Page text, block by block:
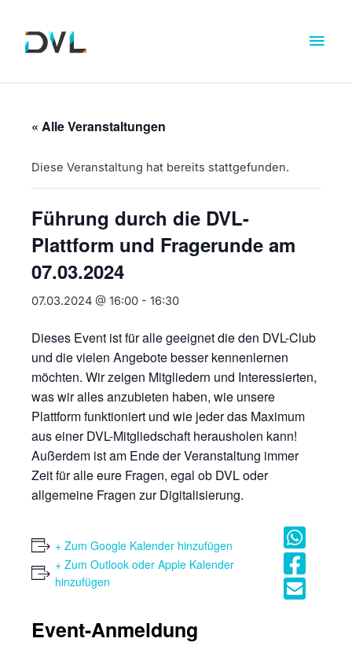
« Alle Veranstaltungen
Diese Veranstaltung hat bereits stattgefunden.
Führung durch die DVL-
Plattform und Fragerunde am
07.03.2024
07.03.2024 @ 16:00 - 16:30
Dieses Event ist für alle geeignet die den DVL-Club
und die vielen Angebote besser kennenlernen
möchten. Wir zeigen Mitgliedern und Interessierten,
was wir alles anzubieten haben, wie unsere
Plattform funktioniert und wie jeder das Maximum
aus einer DVL-Mitgliedschaft herausholen kann!
Außerdem ist am Ende der Veranstaltung immer
Zeit für alle eure Fragen, egal ob DVL oder
allgemeine Fragen zur Digitalisierung.
+ Zum Google Kalender hinzufügen
+ Zum Outlook oder Apple Kalender
hinzufügen
Event-Anmeldung